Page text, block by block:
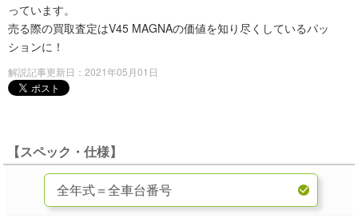
っています。
売る際の買取査定はV45 MAGNAの価値を知り尽くしているパッ
ションに！
解説記事更新日：2021年05月01日
【スペック・仕様】